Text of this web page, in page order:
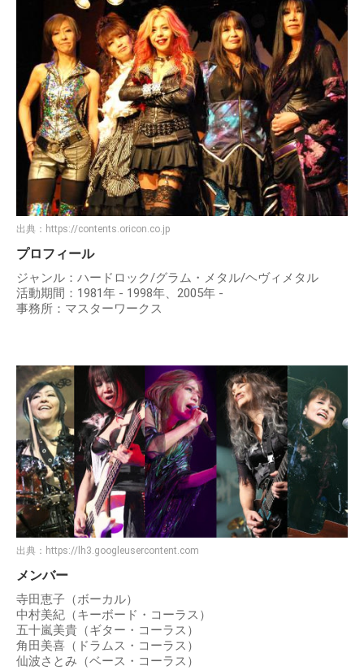
出典： https://contents.oricon.co.jp
プロフィール
ジャンル：ハードロック/グラム・メタル/ヘヴィメタル
活動期間：1981年 - 1998年、2005年 -
事務所：マスターワークス
出典： https://lh3.googleusercontent.com
メンバー
寺田恵子（ボーカル）
中村美紀（キーボード・コーラス）
五十嵐美貴（ギター・コーラス）
角田美喜（ドラムス・コーラス）
仙波さとみ（ベース・コーラス）